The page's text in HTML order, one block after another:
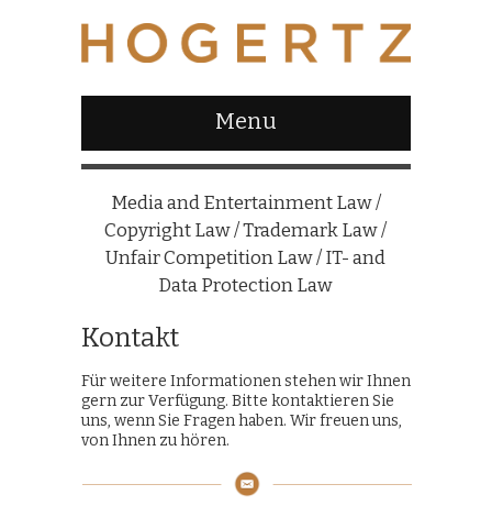
Menu
Media and Entertainment Law /
Copyright Law / Trademark Law /
Unfair Competition Law / IT- and
Data Protection Law
Kontakt
Für weitere Informationen stehen wir Ihnen
gern zur Verfügung. Bitte kontaktieren Sie
uns, wenn Sie Fragen haben. Wir freuen uns,
von Ihnen zu hören.